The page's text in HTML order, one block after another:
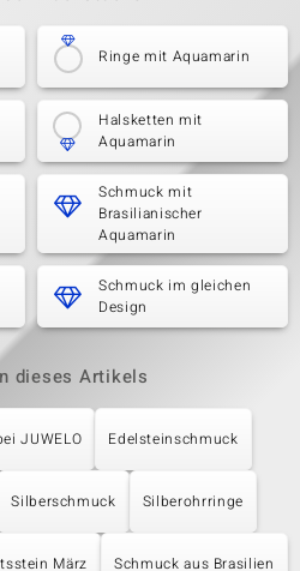
Ringe mit Aquamarin
Halsketten mit
Aquamarin
Schmuck mit
Brasilianischer
Aquamarin
Schmuck im gleichen
Design
dieses Artikels
JUWELO Edelsteinschmuck
Silberschmuck Silberohrringe
März Schmuck aus Brasilien